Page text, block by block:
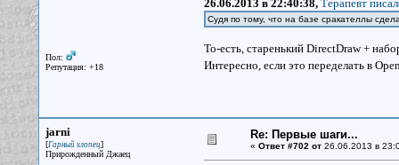
Пол:
Репутация: +18
26.06.2013 в 22:40:38, Терапевт
Судя по тому, что на базе сракателлы
То-есть, старенький DirectDraw +
Интересно, если это переделать в
jarni
[Гарный хлопец]
Прирожденный Джаец
Re: Первые шаги...
« Ответ #702 от26.06.2013 в